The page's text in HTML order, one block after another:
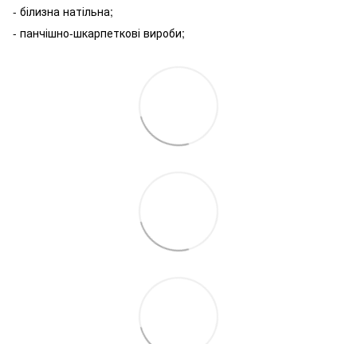
- білизна натільна;
- панчішно-шкарпеткові вироби;